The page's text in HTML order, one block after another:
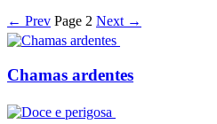
← Prev Page 2 Next →
Chamas ardentes